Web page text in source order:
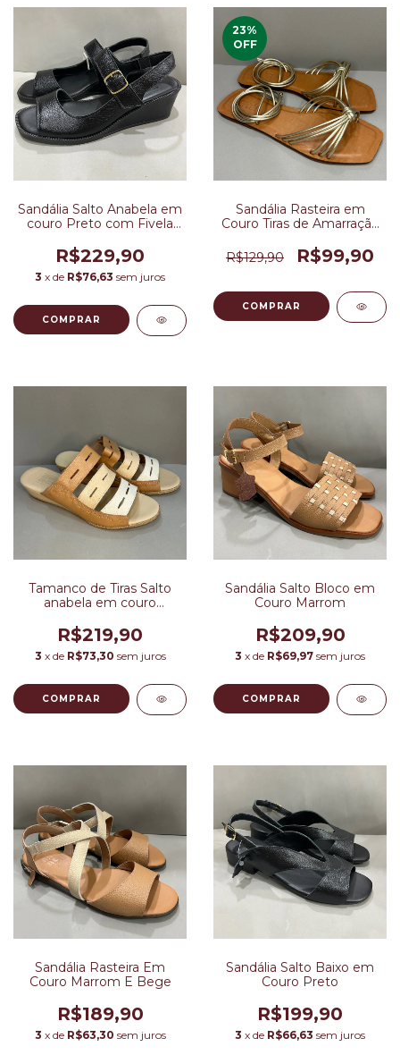
Sandália Salto Anabela em
couro Preto com Fivela
R$229,90
3 x de R$76,63 sem juros
COMPRAR
23%
OFF
Sandália Rasteira em
Couro Tiras de Amarração
R$129,90
R$99,90
COMPRAR
Tamanco de Tiras Salto
anabela em couro
R$219,90
3 x de R$73,30 sem juros
COMPRAR
Sandália Salto Bloco em
Couro Marrom
R$209,90
3 x de R$69,97 sem juros
COMPRAR
Sandália Rasteira Em
Couro Marrom E Bege
R$189,90
3 x de R$63,30 sem juros
Sandália Salto Baixo em
Couro Preto
R$199,90
3 x de R$66,63 sem juros